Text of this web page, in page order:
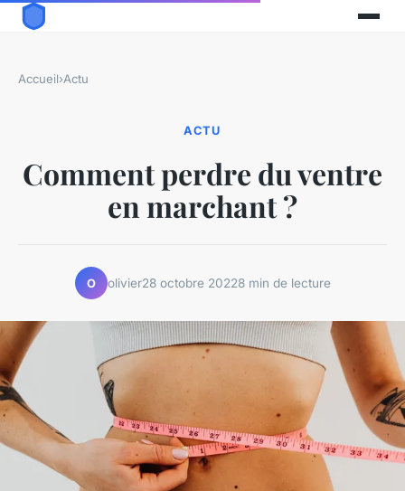
Accueil›Actu
ACTU
Comment perdre du ventre
en marchant ?
O olivier28 octobre 20228 min de lecture